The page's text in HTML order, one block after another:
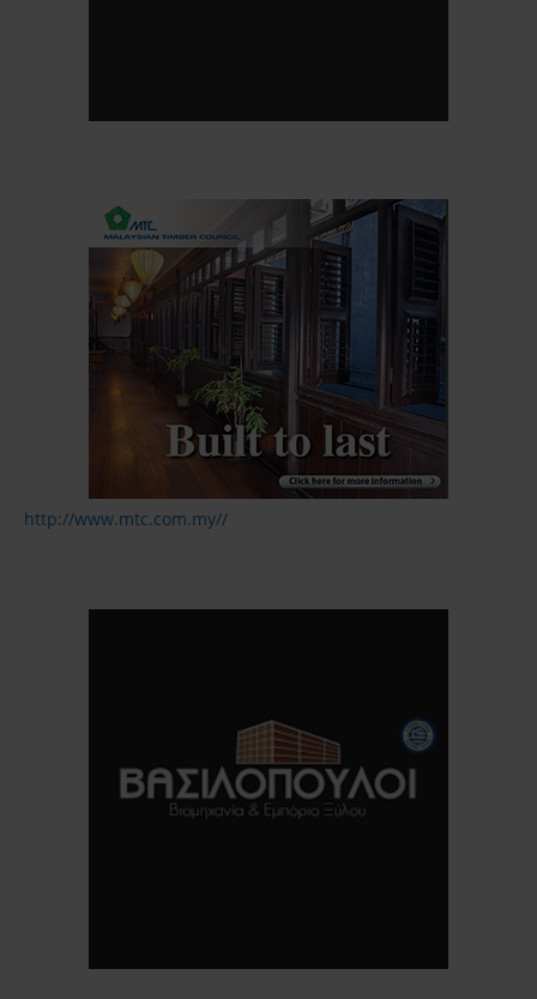
http://www.mtc.com.my//